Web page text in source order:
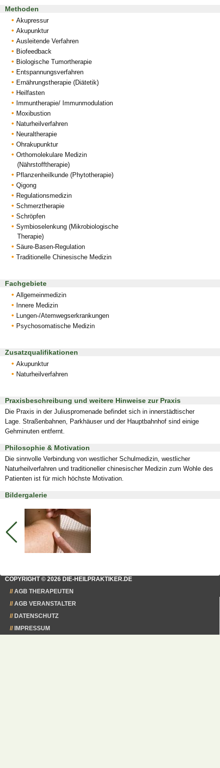
Methoden
Akupressur
Akupunktur
Ausleitende Verfahren
Biofeedback
Biologische Tumortherapie
Entspannungsverfahren
Ernährungstherapie (Diätetik)
Heilfasten
Immuntherapie/ Immunmodulation
Moxibustion
Naturheilverfahren
Neuraltherapie
Ohrakupunktur
Orthomolekulare Medizin
(Nährstofftherapie)
Pflanzenheilkunde (Phytotherapie)
Qigong
Regulationsmedizin
Schmerztherapie
Schröpfen
Symbioselenkung (Mikrobiologische
Therapie)
Säure-Basen-Regulation
Traditionelle Chinesische Medizin
Fachgebiete
Allgemeinmedizin
Innere Medizin
Lungen-/Atemwegserkrankungen
Psychosomatische Medizin
Zusatzqualifikationen
Akupunktur
Naturheilverfahren
Praxisbeschreibung und weitere Hinweise zur Praxis
Die Praxis in der Juliuspromenade befindet sich in innerstädtischer
Lage. Straßenbahnen, Parkhäuser und der Hauptbahnhof sind einige
Gehminuten entfernt.
Philosophie & Motivation
Die sinnvolle Verbindung von westlicher Schulmedizin, westlicher
Naturheilverfahren und traditioneller chinesischer Medizin zum Wohle des
Patienten ist für mich höchste Motivation.
Bildergalerie
COPYRIGHT © 2026 DIE-HEILPRAKTIKER.DE
AGB THERAPEUTEN
AGB VERANSTALTER
DATENSCHUTZ
IMPRESSUM